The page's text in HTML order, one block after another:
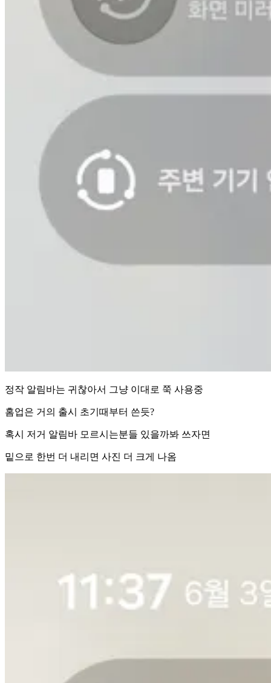
정작 알림바는 귀찮아서 그냥 이대로 쭉 사용중
홈업은 거의 출시 초기때부터 쓴듯?
혹시 저거 알림바 모르시는분들 있을까봐 쓰자면
밑으로 한번 더 내리면 사진 더 크게 나옴